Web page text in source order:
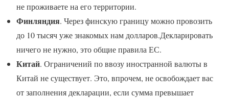
не проживаете на его территории.
Финляндия. Через финскую границу можно провозить
до 10 тысяч уже знакомых нам долларов.Декларировать
ничего не нужно, это общие правила ЕС.
Китай. Ограничений по ввозу иностранной валюты в
Китай не существует. Это, впрочем, не освобождает вас
от заполнения декларации, если сумма превышает